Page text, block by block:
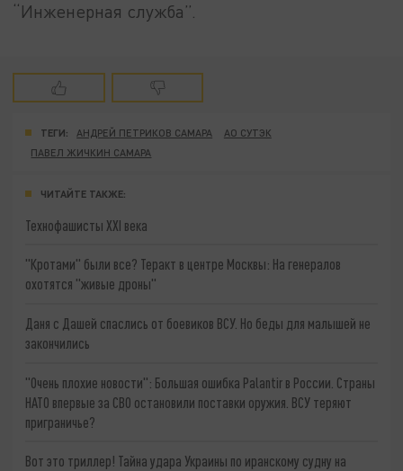
“Инженерная служба”.
ТЕГИ: АНДРЕЙ ПЕТРИКОВ САМАРА
АО СУТЭК
ПАВЕЛ ЖИЧКИН САМАРА
ЧИТАЙТЕ ТАКЖЕ:
Технофашисты XXI века
"Кротами" были все? Теракт в центре Москвы: На генералов
охотятся "живые дроны"
Даня с Дашей спаслись от боевиков ВСУ. Но беды для малышей не
закончились
"Очень плохие новости": Большая ошибка Palantir в России. Страны
НАТО впервые за СВО остановили поставки оружия. ВСУ теряют
приграничье?
Вот это триллер! Тайна удара Украины по иранскому судну на